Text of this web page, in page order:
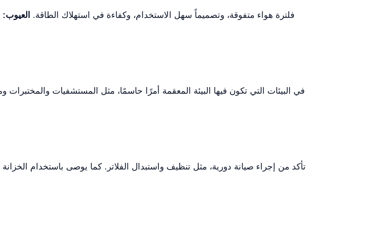
فلترة هواء متفوقة، وتصميماً سهل الاستخدام، وكفاءة في استهلاك الطاقة. العيوب: